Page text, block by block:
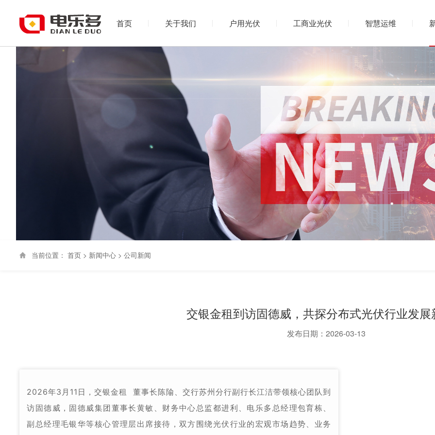
首页 关于我们 户用光伏 工商业光伏 智慧运维
当前位置：首页 > 新闻中心 >公司新闻
交银金租到访固德威，共探分布式光伏行业发展
发布日期：2026-03-13
2026年3月11日，交银金租
董事长陈隃、交行苏州分行副行长江洁带领核心团队到
访固德威，固德威集团董事长黄敏、财务中心总监都进利、电乐多总经理包育栋、
副总经理毛银华等核心管理层出席接待，双方围绕光伏行业的宏观市场趋势、业务